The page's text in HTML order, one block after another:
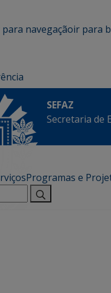
para navegaçãoir para
SEFAZ
Secretaria de
Programas e